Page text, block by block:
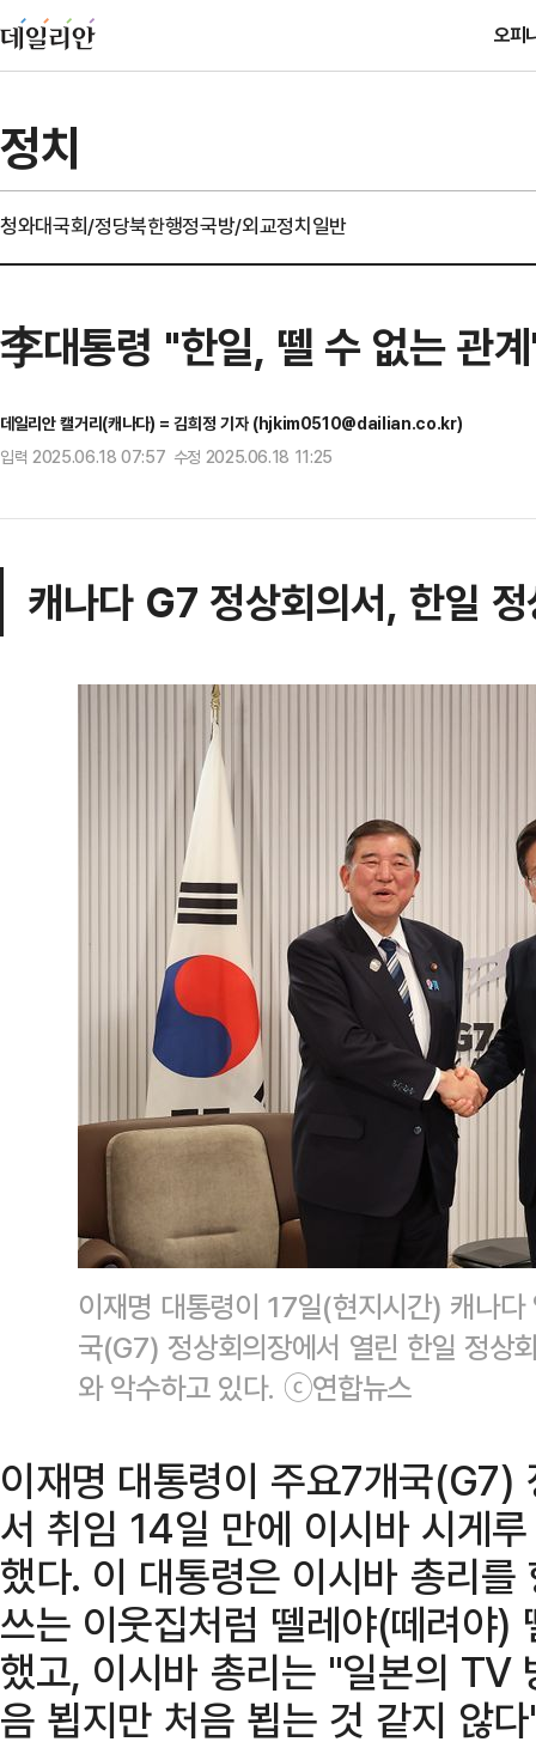
오피
정치
청와대국회/정당북한행정국방/외교정치일반
李대통령 "한일, 뗄 수 없는 관
데일리안 캘거리(캐나다) = 김희정 기자 (hjkim0510@dailian.co.kr)
입력 2025.06.18 07:57 수정 2025.06.18 11:25
캐나다 G7 정상회의서, 한일
이재명 대통령이 17일(현지시간) 캐나
국(G7) 정상회의장에서 열린 한일 정상
와 악수하고 있다. ⓒ연합뉴스
이재명 대통령이 주요7개국(G7)
서 취임 14일 만에 이시바 시게
했다. 이 대통령은 이시바 총리
쓰는 이웃집처럼 뗄레야(떼려야
했고, 이시바 총리는 "일본의 TV
음 뵙지만 처음 뵙는 것 같지 않